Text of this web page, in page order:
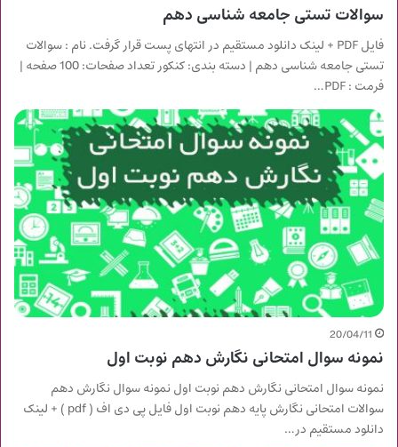
سوالات تستی جامعه شناسی دهم
فایل PDF + لینک دانلود مستقیم در انتهای پست قرار گرفت. نام : سوالات
تستی جامعه شناسی دهم | دسته بندی: کنکور تعداد صفحات: 100 صفحه |
فرمت : PDF…
20/04/11
نمونه سوال امتحانی نگارش دهم نوبت اول
نمونه سوال امتحانی نگارش دهم نوبت اول نمونه سوال نگارش دهم
سوالات امتحانی نگارش پایه دهم نوبت اول فایل پی دی اف ( pdf ) + لینک
دانلود مستقیم در…